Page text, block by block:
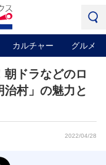
カルチャー グルメ
朝ドラなどのロ
村」の魅力と
2022/04/28